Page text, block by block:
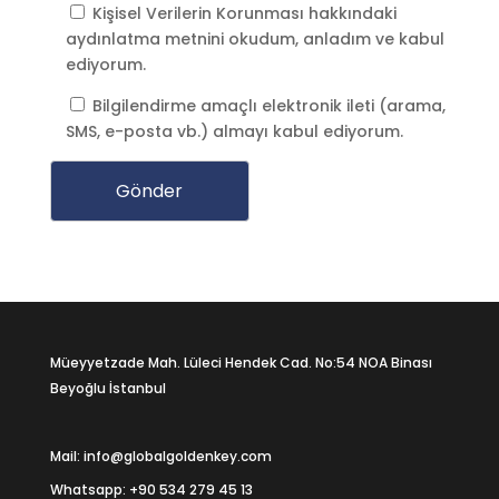
Kişisel Verilerin Korunması hakkındaki
aydınlatma metnini okudum, anladım ve kabul
ediyorum.
Bilgilendirme amaçlı elektronik ileti (arama,
SMS, e-posta vb.) almayı kabul ediyorum.
Müeyyetzade Mah. Lüleci Hendek Cad. No:54 NOA Binası
Beyoğlu İstanbul
Mail: info@globalgoldenkey.com
Whatsapp: +90 534 279 45 13